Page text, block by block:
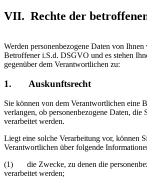
VII. Rechte der
Werden personenbezogene Daten von Ihnen
Betroffener i.S.d. DSGVO und es stehen
gegenüber dem Verantwortlichen zu:
1. Auskunftsrecht
Sie können von dem Verantwortlichen eine
verlangen, ob personenbezogene Daten, die
verarbeitet werden.
Liegt eine solche Verarbeitung vor, können
Verantwortlichen über folgende
(1) die Zwecke, zu denen die
verarbeitet werden;